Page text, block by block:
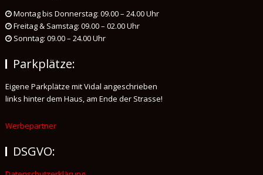
Montag bis Donnerstag: 09.00 – 24.00 Uhr
Freitag & Samstag: 09.00 – 02.00 Uhr
Sonntag: 09.00 – 24.00 Uhr
Parkplätze:
Eigene Parkplätze mit Vidal angeschrieben
links hinter dem Haus, am Ende der Strasse!
Werbepartner
DSGVO: